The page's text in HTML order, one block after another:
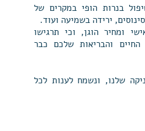
בנרות הופי במקרים של
ירידה בשמיעה ועוד.
ומחיר הוגן, וכי תרגישו
החיים והבריאות שלכם כבר
שלנו, ונשמח לענות לכל